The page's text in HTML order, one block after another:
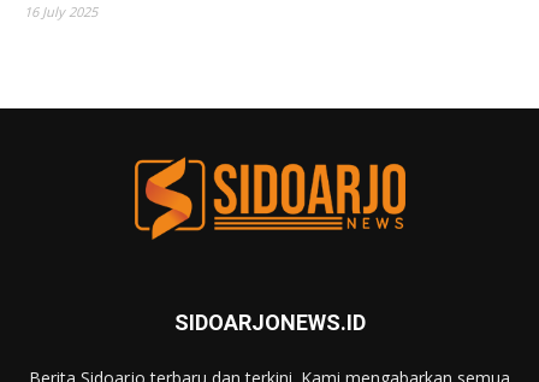
16 July 2025
SIDOARJONEWS.ID